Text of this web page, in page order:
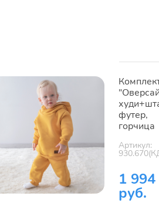
футер,
горчица
Артикул:
1 994
руб.